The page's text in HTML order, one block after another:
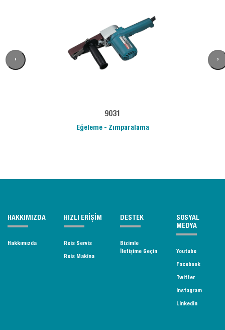
9031
Eğeleme - Zımparalama
‹ ›
HAKKIMIZDA
Hakkımızda
HIZLI ERİŞİM
Reis Servis
Reis Makina
DESTEK
Bizimle
İletişime Geçin
SOSYAL
MEDYA
Youtube
Facebook
Twitter
Instagram
Linkedin